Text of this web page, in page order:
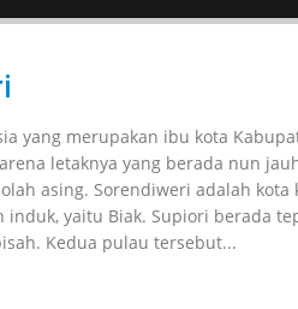
yang merupakan ibu kota
letaknya yang berada nun
asing. Sorendiweri adalah kota
yaitu Biak. Supiori berada
Kedua pulau tersebut...